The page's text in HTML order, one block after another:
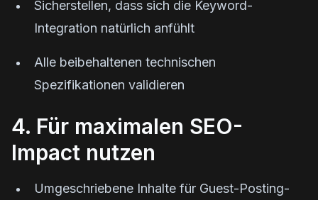
Sicherstellen, dass sich die Keyword-
Integration natürlich anfühlt
Alle beibehaltenen technischen
Spezifikationen validieren
4. Für maximalen SEO-
Impact nutzen
Umgeschriebene Inhalte für Guest-Posting-